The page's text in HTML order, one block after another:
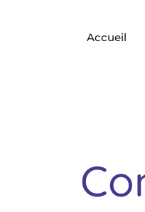
Accueil